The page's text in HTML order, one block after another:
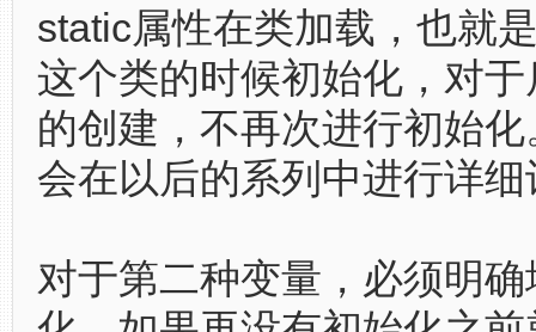
static属性在类加载，也就
这个类的时候初始化，对
的创建，不再次进行初始
会在以后的系列中进行详细
对于第二种变量，必须明